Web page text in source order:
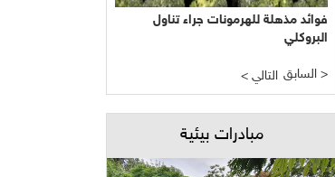
فوائد مذهلة للهرمونات جراء تناول
البروكلي
< التالي السابق >
مبادرات بيئية